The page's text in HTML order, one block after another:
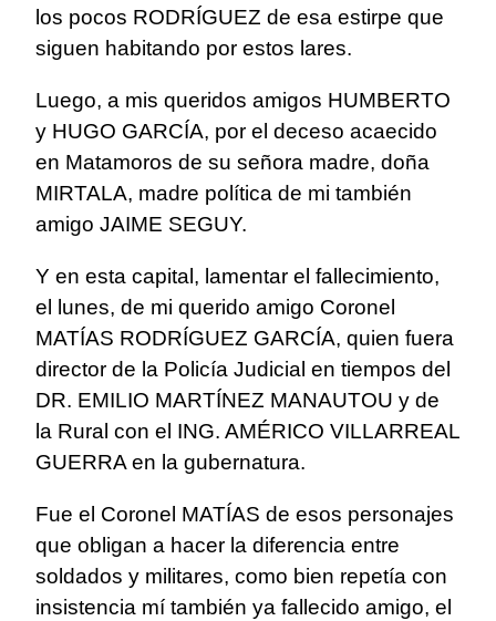
los pocos RODRÍGUEZ de esa estirpe que
siguen habitando por estos lares.
Luego, a mis queridos amigos HUMBERTO
y HUGO GARCÍA, por el deceso acaecido
en Matamoros de su señora madre, doña
MIRTALA, madre política de mi también
amigo JAIME SEGUY.
Y en esta capital, lamentar el fallecimiento,
el lunes, de mi querido amigo Coronel
MATÍAS RODRÍGUEZ GARCÍA, quien fuera
director de la Policía Judicial en tiempos del
DR. EMILIO MARTÍNEZ MANAUTOU y de
la Rural con el ING. AMÉRICO VILLARREAL
GUERRA en la gubernatura.
Fue el Coronel MATÍAS de esos personajes
que obligan a hacer la diferencia entre
soldados y militares, como bien repetía con
insistencia mí también ya fallecido amigo, el